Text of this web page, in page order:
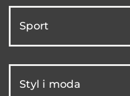
Sport
Styl i moda